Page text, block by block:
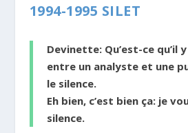
1994-1995 SILET
Devinette: Qu’est-ce qu’il
entre un analyste et une
le silence.
Eh bien, c’est bien ça: je
silence.